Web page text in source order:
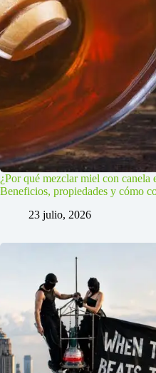
¿Por qué mezclar miel con canela
Beneficios, propiedades y cómo
23 julio, 2026